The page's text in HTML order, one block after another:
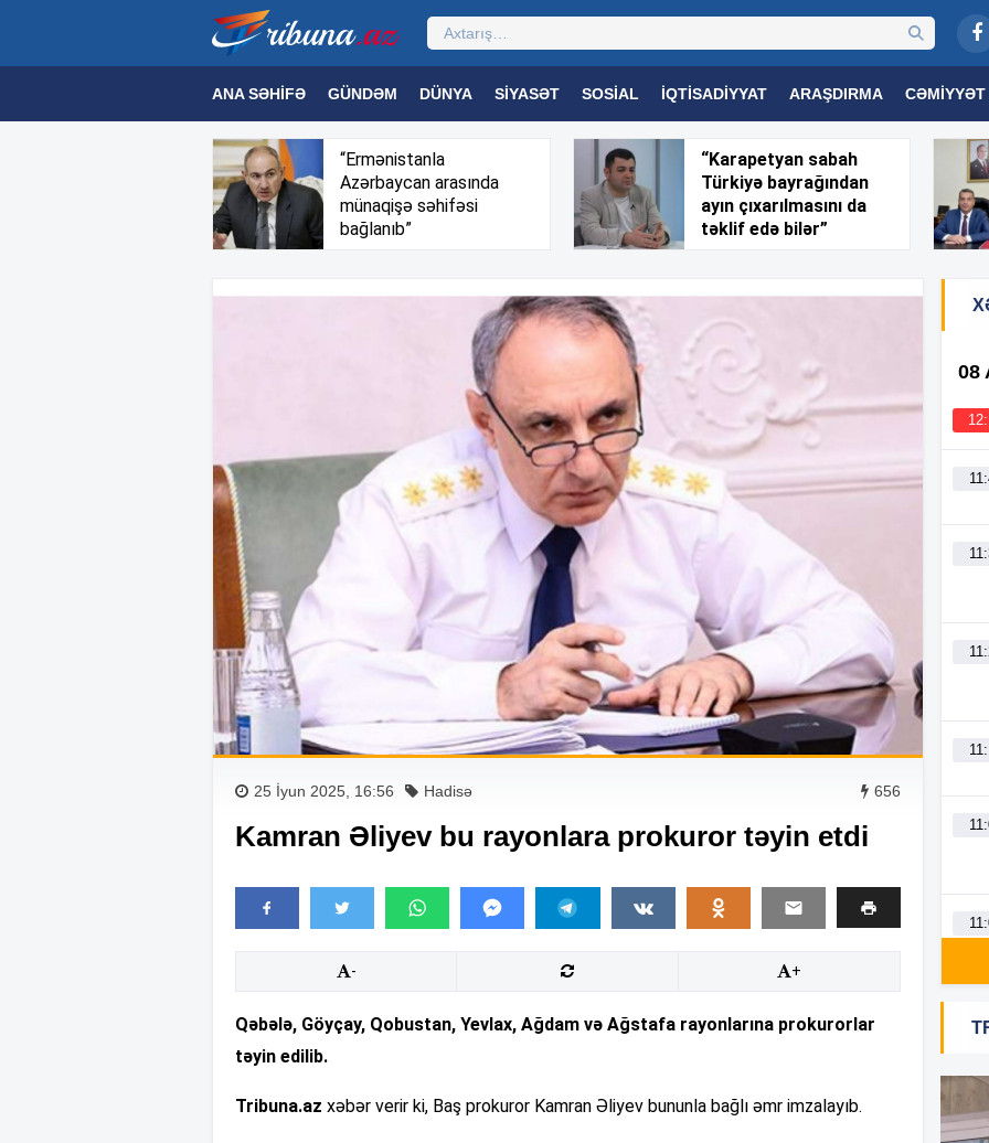
ANA SƏHIFƏ GÜNDƏM DÜNYA SIYASƏT SOSIAL İQTISADIYYAT ARAŞDIRMA CƏMIYYƏT
MƏDƏNIYYƏT MAQAZIN TEXNOLOGIYA TƏHSIL SAĞLAMLIQ MARAQLI
“Ermənistanla
Azərbaycan arasında
münaqişə səhifəsi
bağlanıb”
“Karapetyan sabah
Türkiyə bayrağından
ayın çıxarılmasını da
təklif edə bilər”
25 İyun 2025, 16:56 Hadisə 656
Kamran Əliyev bu rayonlara prokuror təyin etdi
- +
Qəbələ, Göyçay, Qobustan, Yevlax, Ağdam və Ağstafa rayonlarına prokurorlar
təyin edilib.
Tribuna.az xəbər verir ki, Baş prokuror Kamran Əliyev bununla bağlı əmr imzalayıb.
08